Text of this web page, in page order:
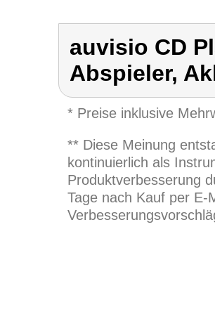
auvisio CD
Abspieler,
* Preise inklusive
** Diese Meinung
kontinuierlich als
Produktverbesserung
Tage nach Kauf per E-